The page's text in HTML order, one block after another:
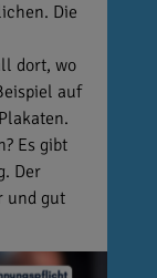
Die
dort, wo
auf
Es gibt
Der
und gut